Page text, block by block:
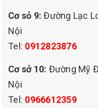
Cơ sỏ 9: Đường Lạc
Nội
Tel: 0912823876
Cơ sở 10: Đường Mỹ
Nội
Tel: 0966612359